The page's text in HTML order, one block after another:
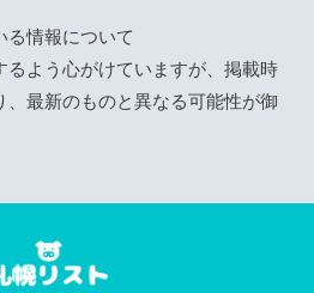
情報について
るよう心がけていますが、掲載時
、最新のものと異なる可能性が御